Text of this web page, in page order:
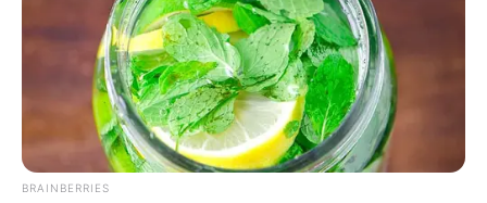
Dengan sejarah ketergantungan pada perangkat keras
pertahanan Rusia, Aljazair sebelumnya telah mengakuisisi
sejumlah platform canggih, termasuk pesawat tempur Su-
30MKA, MiG-29, dan sistem pertahanan udara S-300.
Penambahan Su-57 diharapkan dapat meningkatkan
kemampuan udara negara tersebut secara signifikan,
BRAINBERRIES